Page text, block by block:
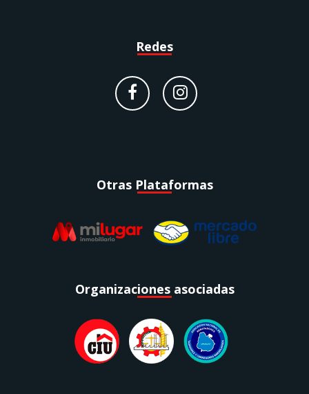
Redes
Otras Plataformas
Organizaciones asociadas